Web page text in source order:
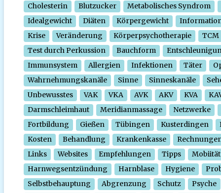
Cholesterin
Blutzucker
Metabolisches Syndrom
Idealgewicht
Diäten Körpergewicht
Krise
Veränderung Körperpsychotherapie
TCM
Test durch Perkussion
Bauchform
Immunsystem
Allergien Infektionen Täter
Wahrnehmungskanäle
Sinne Sinneskanäle
Unbewusstes
VAK VKA AVK AKV KVA
Darmschleimhaut
Meridianmassage
Netzwerke
Fortbildung
Gießen Tübingen Kusterdingen
Kosten
Behandlung Krankenkasse
Links
Websites Empfehlungen Tipps
Mobiität
Harnwegsentzündung
Harnblase Hygiene
Selbstbehauptung
Abgrenzung Schutz
Psyche